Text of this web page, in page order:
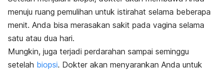
menuju ruang pemulihan untuk istirahat selama beberapa
menit. Anda bisa merasakan sakit pada vagina selama
satu atau dua hari.
Mungkin, juga terjadi perdarahan sampai seminggu
setelah biopsi. Dokter akan menyarankan Anda untuk